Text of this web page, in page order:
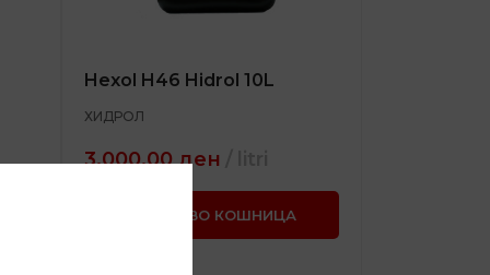
Hexol H46 Hidrol 10L
ХИДРОЛ
3.000,00ден
ДОДАЈ ВО КОШНИЦА